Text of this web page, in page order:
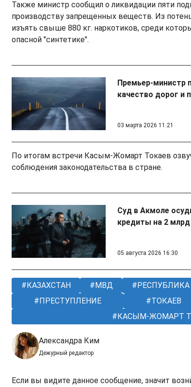
Также министр сообщил о ликвидации пяти
производству запрещенных веществ. Из
изъять свыше 880 кг. наркотиков, среди
опасной "синтетике".
Премьер-министр
качество дорог и
03 марта 2026 11:21
По итогам встречи Касым-Жомарт Токаев
соблюдения законодательства в стране.
Суд в Акмоле
кредиты на 2 млрд
05 августа 2026 16:30
КАЗАХСТАН МВД РЕСПУБЛИКА
ПРЕСТУПЛЕНИЕ
ТОКАЕВ
КАСЫМ-ЖОМАРТ
Александра Ким
Дежурный редактор
Если вы видите данное сообщение, значит